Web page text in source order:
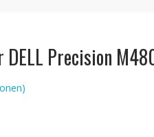
Precision